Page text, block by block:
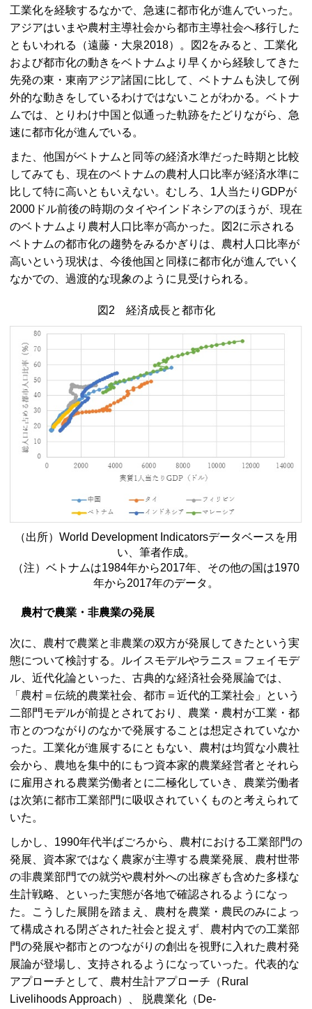
工業化を経験するなかで、急速に都市化が進んでいった。
アジアはいまや農村主導社会から都市主導社会へ移行した
ともいわれる（遠藤・大泉2018）。図2をみると、工業化
および都市化の動きをベトナムより早くから経験してきた
先発の東・東南アジア諸国に比して、ベトナムも決して例
外的な動きをしているわけではないことがわかる。ベトナ
ムでは、とりわけ中国と似通った軌跡をたどりながら、急
速に都市化が進んでいる。
また、他国がベトナムと同等の経済水準だった時期と比較
してみても、現在のベトナムの農村人口比率が経済水準に
比して特に高いともいえない。むしろ、1人当たり GDPが
2000ドル前後の時期のタイやインドネシアのほうが、現在
のベトナムより農村人口比率が高かった。図2に示される
ベトナムの都市化の趨勢をみるかぎりは、農村人口比率が
高いという現状は、今後他国と同様に都市化が進んでいく
なかでの、過渡的な現象のように見受けられる。
図2 経済成長と都市化
（出所） World Development Indicatorsデータベースを用
い、筆者作成。
（注）ベトナムは1984年から2017年、その他の国は1970
年から2017年のデータ。
農村で農業・非農業の発展
次に、農村で農業と非農業の双方が発展してきたという実
態について検討する。ルイスモデルやラニス＝フェイモデ
ル、近代化論といった、古典的な経済社会発展論では、
「農村＝伝統的農業社会、都市＝近代的工業社会」という
二部門モデルが前提とされており、農業・農村が工業・都
市とのつながりのなかで発展することは想定されていなか
った。工業化が進展するにともない、農村は均質な小農社
会から、農地を集中的にもつ資本家的農業経営者とそれら
に雇用される農業労働者とに二極化していき、農業労働者
は次第に都市工業部門に吸収されていくものと考えられて
いた。
しかし、1990年代半ばごろから、農村における工業部門の
発展、資本家ではなく農家が主導する農業発展、農村世帯
の非農業部門での就労や農村外への出稼ぎも含めた多様な
生計戦略、といった実態が各地で確認されるようになっ
た。こうした展開を踏まえ、農村を農業・農民のみによっ
て構成される閉ざされた社会と捉えず、農村内での工業部
門の発展や都市とのつながりの創出を視野に入れた農村発
展論が登場し、支持されるようになっていった。代表的な
アプローチとして、農村生計アプローチ（ Rural
Livelihoods Approach）、 脱農業化（ De-